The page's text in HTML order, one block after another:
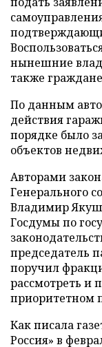
нынешние
также
По данным
действия
порядке было
объектов
Авторами
Генерального
Владимир
Госдумы по
председатель
поручил
рассмотреть и
приоритетном
Как писала
Россия» в